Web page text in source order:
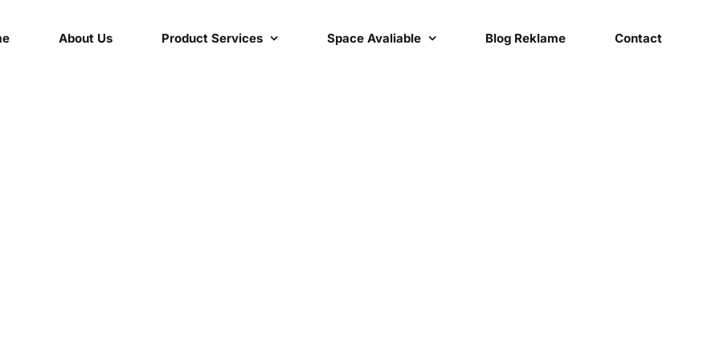
About Us Product Services Space Avaliable Blog Reklame Contact